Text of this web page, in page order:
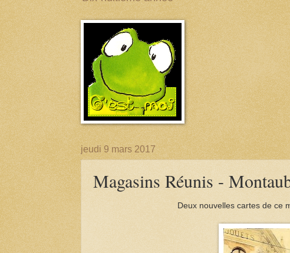
jeudi 9 mars 2017
Magasins Réunis -
Deux nouvelles cartes de ce